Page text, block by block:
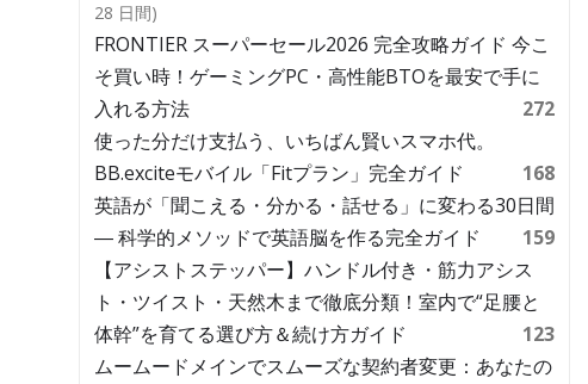
28 日間)
FRONTIER スーパーセール2026 完全攻略ガイド 今こ
そ買い時！ゲーミングPC・高性能BTOを最安で手に
入れる方法
272
使った分だけ支払う、いちばん賢いスマホ代。
BB.exciteモバイル「Fitプラン」完全ガイド
168
英語が「聞こえる・分かる・話せる」に変わる30日間
― 科学的メソッドで英語脳を作る完全ガイド
159
【アシストステッパー】ハンドル付き・筋力アシス
ト・ツイスト・天然木まで徹底分類！室内で“足腰と
体幹”を育てる選び方＆続け方ガイド
123
ムームードメインでスムーズな契約者変更：あなたの